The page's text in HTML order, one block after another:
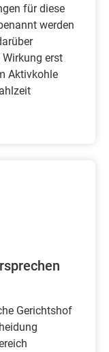
für diese
werden
erst
Aktivkohle
Gerichtshof